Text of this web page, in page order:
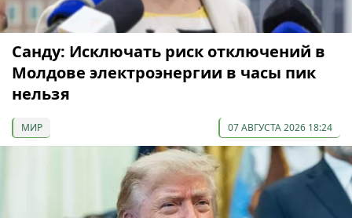
Санду: Исключать риск отключений в
Молдове электроэнергии в часы пик
нельзя
МИР 07 АВГУСТА 2026 18:24